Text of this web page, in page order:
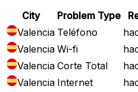
City Problem Type
Valencia Teléfono
Valencia Wi-fi
Valencia Corte Total
Valencia Internet